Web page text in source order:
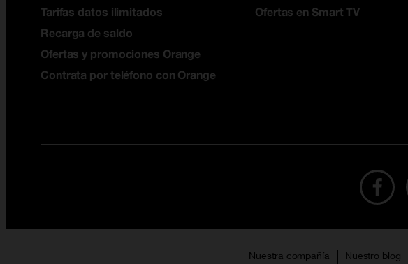
Tarifas datos ilimitados
Recarga de saldo
Ofertas y promociones Orange
Contrata por teléfono con Orange
Ofertas en Smart TV
Nuestra compañía Nuestro blog